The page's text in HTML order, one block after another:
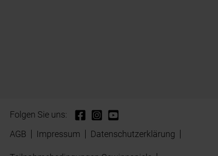
Folgen Sie uns:
AGB
Impressum Datenschutzerklärung